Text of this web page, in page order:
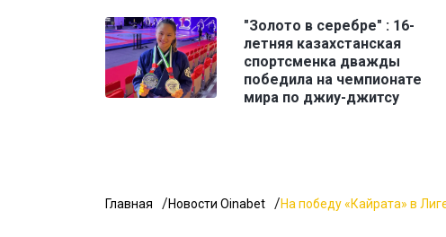
"Золото в серебре" : 16-
летняя казахстанская
спортсменка дважды
победила на чемпионате
мира по джиу-джитсу
Главная Новости Oinabet На победу «Кайрата» в